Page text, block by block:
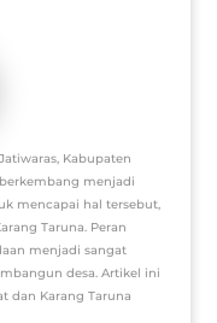
Kabupaten
menjadi
mencapai hal tersebut,
Taruna. Peran
menjadi sangat
desa. Artikel ini
dan Karang Taruna